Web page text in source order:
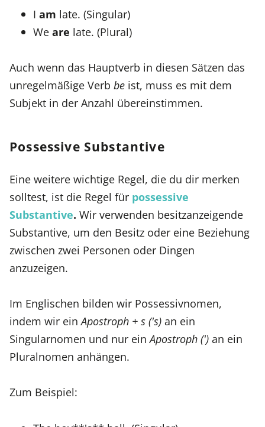
I am late. (Singular)
We are late. (Plural)
Auch wenn das Hauptverb in diesen Sätzen das
unregelmäßige Verb be ist, muss es mit dem
Subjekt in der Anzahl übereinstimmen.
Possessive Substantive
Eine weitere wichtige Regel, die du dir merken
solltest, ist die Regel für possessive
Substantive. Wir verwenden besitzanzeigende
Substantive, um den Besitz oder eine Beziehung
zwischen zwei Personen oder Dingen
anzuzeigen.
Im Englischen bilden wir Possessivnomen,
indem wir einApostroph + s ('s) an ein
Singularnomen und nur einApostroph (') an ein
Pluralnomen anhängen.
Zum Beispiel: